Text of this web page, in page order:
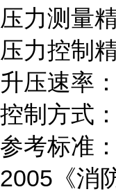
压力测量
压力控制
升压速率
控制方式
参考标准
2005《消